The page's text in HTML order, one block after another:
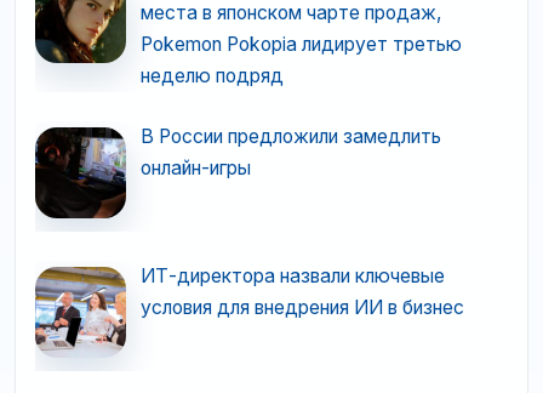
места в японском чарте продаж,
Pokemon Pokopia лидирует третью
неделю подряд
В России предложили замедлить
онлайн-игры
ИТ-директора назвали ключевые
условия для внедрения ИИ в бизнес